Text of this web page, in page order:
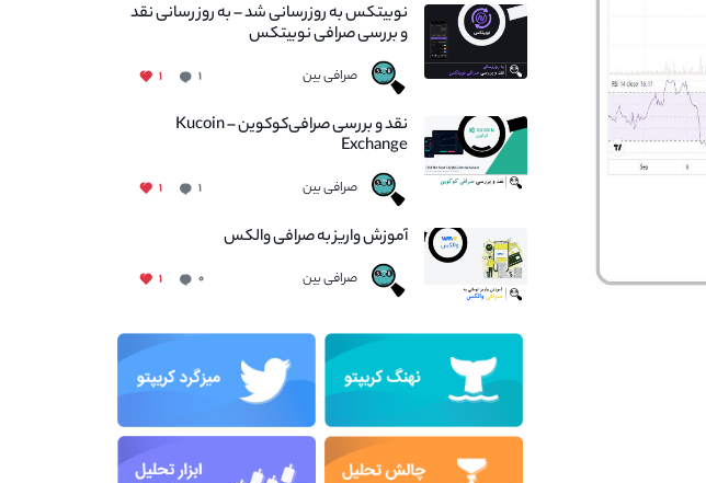
نوبیتکس به روزرسانی شد – به روز رسانی نقد
و بررسی صرافی نوبیتکس
صرافی بین ۱ ۱
نقد و بررسی صرافی‌کوکوین – Kucoin
Exchange
صرافی بین ۱ ۱
آموزش واریز به صرافی والکس
صرافی بین ۰ ۱